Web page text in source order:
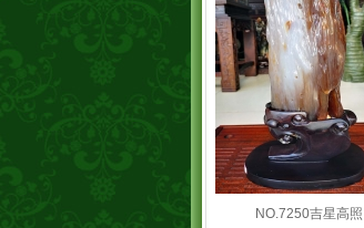
NO.7250吉星高照